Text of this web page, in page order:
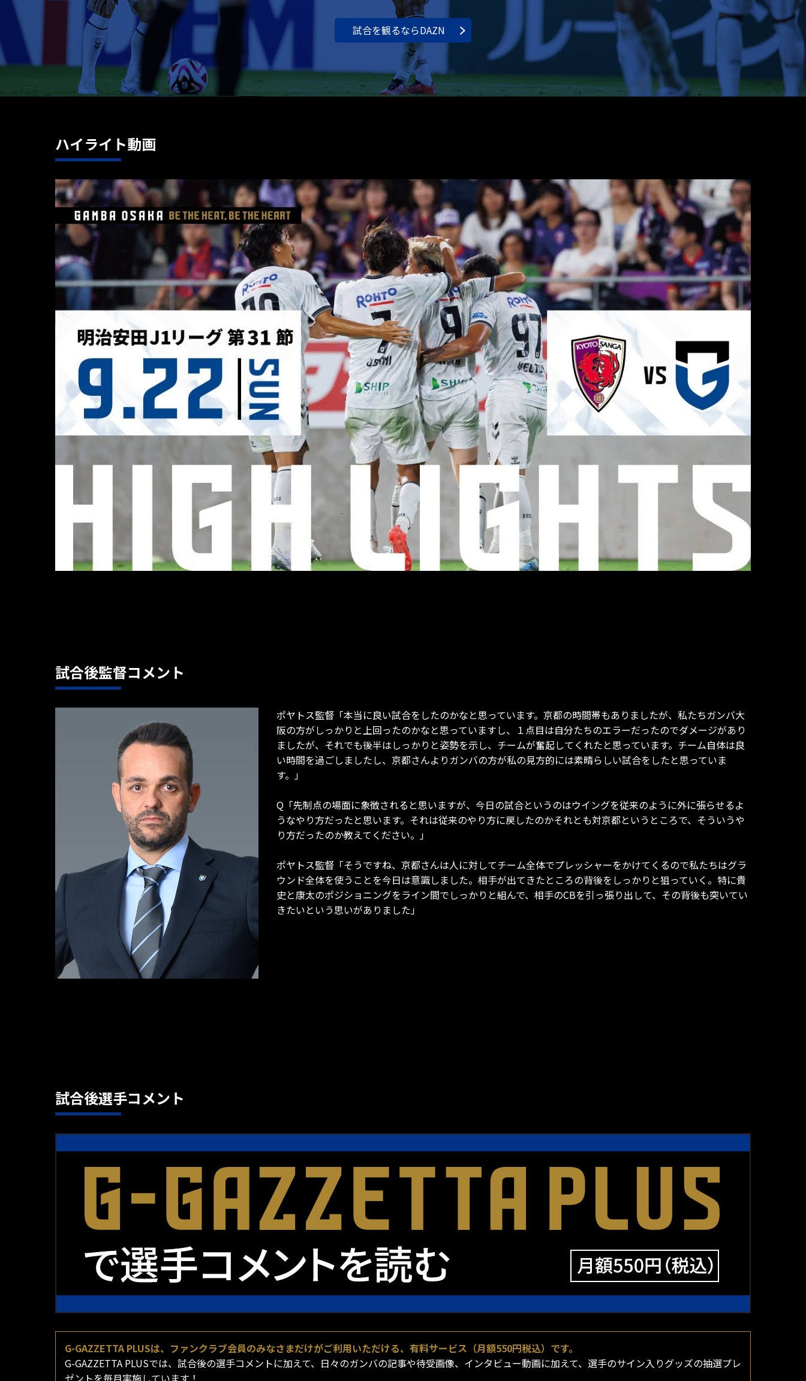
試合を観るならDAZN
ハイライト動画
試合後監督コメント
ポヤトス監督「本当に良い試合をしたのかなと思っています。京都の時間帯もありましたが、私たちガンバ大
阪の方がしっかりと上回ったのかなと思っていますし、１点目は自分たちのエラーだったのでダメージがあり
ましたが、それでも後半はしっかりと姿勢を示し、チームが奮起してくれたと思っています。チーム自体は良
い時間を過ごしましたし、京都さんよりガンバの方が私の見方的には素晴らしい試合をしたと思っていま
す。」
Q「先制点の場面に象徴されると思いますが、今日の試合というのはウイングを従来のように外に張らせるよ
うなやり方だったと思います。それは従来のやり方に戻したのかそれとも対京都というところで、そういうや
り方だったのか教えてください。」
ポヤトス監督「そうですね、京都さんは人に対してチーム全体でプレッシャーをかけてくるので私たちはグラ
ウンド全体を使うことを今日は意識しました。相手が出てきたところの背後をしっかりと狙っていく。特に貴
史と康太のポジショニングをライン間でしっかりと組んで、相手のCBを引っ張り出して、その背後も突いてい
きたいという思いがありました」
試合後選手コメント
G-GAZZETTA PLUSは、ファンクラブ会員のみなさまだけがご利用いただける、有料サービス（月額550円税込）です。
G-GAZZETTA PLUSでは、試合後の選手コメントに加えて、日々のガンバの記事や待受画像、インタビュー動画に加えて、選手のサイン入りグッズの抽選プレ
ゼントを毎月実施しています！